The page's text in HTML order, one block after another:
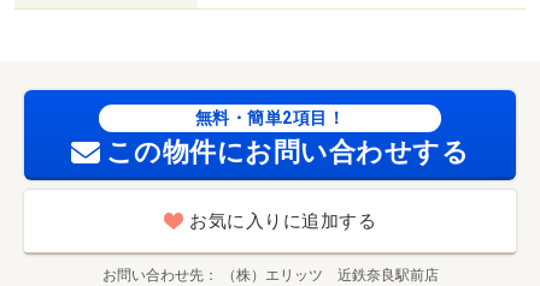
無料・簡単2項目！
この物件にお問い合わせする
お気に入りに追加する
お問い合わせ先 （株）エリッツ 近鉄奈良駅前店